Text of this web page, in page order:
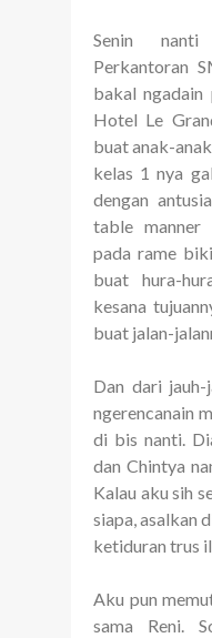
Senin nanti
Perkantoran
bakal
Hotel Le
buat anak-
kelas 1 nya
dengan
table manner
pada rame
buat hura-
kesana
buat jalan-
Dan dari jauh-
ngerencanain
di bis nanti.
dan Chintya
Kalau aku sih
siapa, asalkan
ketiduran trus
Aku pun
sama Reni.